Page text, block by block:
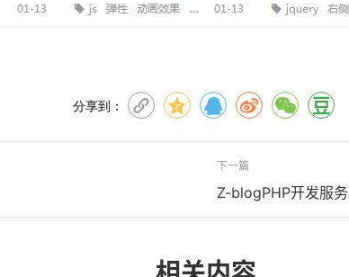
分享到：
下一篇
Z-blogPHP开发服务